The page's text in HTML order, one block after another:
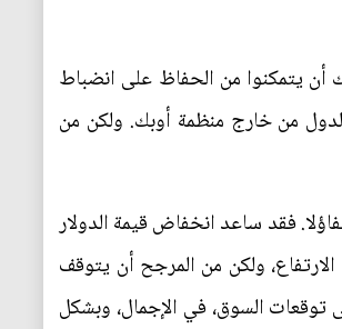
أن يتمكنوا من الحفاظ على انضباط
من خارج منظمة أوبك. ولكن من
فقد ساعد انخفاض قيمة الدولار
عام 2017 ــ في دفع أسعار النفط إلى الارتفاع، ولكن من المرجح أن يتوقف
توقعات السوق، في الإجمال، وبشكل